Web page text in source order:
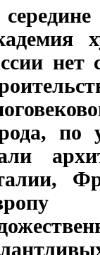
нет
по